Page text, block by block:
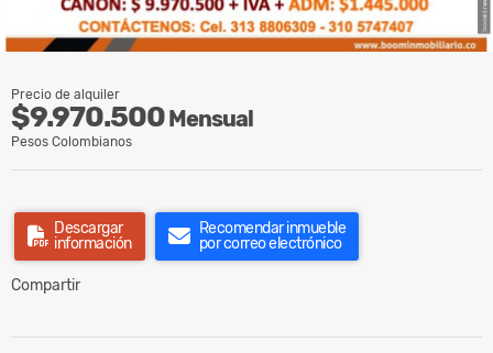
Precio de alquiler
$9.970.500Mensual
Pesos Colombianos
Descargar
información
Recomendar inmueble
por correo electrónico
Compartir